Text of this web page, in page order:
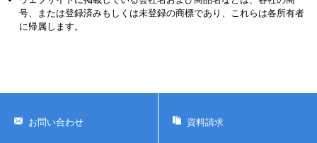
号、または登録済みもしくは未登録の商標であり、これらは各所有者
に帰属します。
お問い合わせ 資料請求